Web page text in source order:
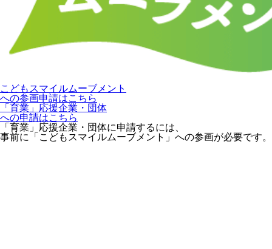
こどもスマイルムーブメント
への参画申請はこちら
「育業」応援企業・団体
への申請はこちら
「育業」応援企業・団体に申請するには、
事前に「こどもスマイルムーブメント」への参画が必要です。